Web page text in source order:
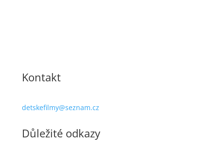
Kontakt
detskefilmy@seznam.cz
Důležité odkazy